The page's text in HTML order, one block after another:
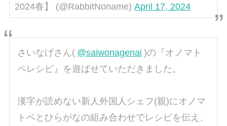
2024春】 (@RabbitNoname)April 17, 2024
さいなげさん( @saiwonagenai )の『オノマト
ペレシピ』を遊ばせていただきました。
漢字が読めない新人外国人シェフ(親)にオノマ
トペとひらがなの組み合わせでレシピを伝え、